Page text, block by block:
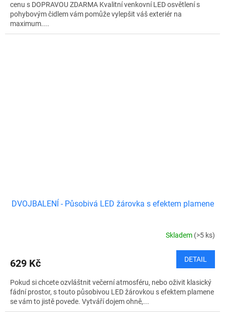
cenu s DOPRAVOU ZDARMA Kvalitní venkovní LED osvětlení s
pohybovým čidlem vám pomůže vylepšit váš exteriér na
maximum....
DVOJBALENÍ - Působivá LED žárovka s efektem plamene
Skladem (>5 ks)
629 Kč DETAIL
Pokud si chcete ozvláštnit večerní atmosféru, nebo oživit klasický
fádní prostor, s touto působivou LED žárovkou s efektem plamene
se vám to jistě povede. Vytváří dojem ohně,...